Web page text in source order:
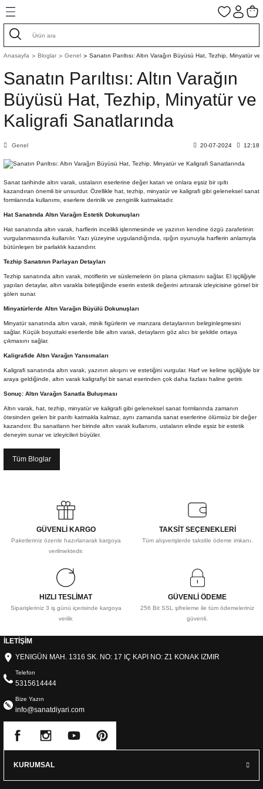
KUTULARI
GUAJ VE SULU BOYALAR
GUAJ BOYALAR
SULU BOYALAR
ÇİZİM SETLERİ
MALZEMELER
AHARLI KAĞITLAR
Aharlı Bhutan Kağıt
Aharlı İtalyan Kağıtlar
Aharlı Nepal El Yapımı Kağıtlar
Çift Taraf Aharlı Kağıtlar
DUT KAĞIDI
Muz Kağıtları Aharlı
AHARSIZ KAĞITLAR
Aharsız İtalyan Kağıtlar
Aharsız Japon Kağıtları
Bhutan Kağıdı Aharsız
Fil Kağıtları
Muz Kağıtları Aharsız
ALTINLAR
ESERLER
Anasayfa Bloglar Genel Sanatın Parıltısı: Altın Varağın Büyüsü Hat, Tezhip, Minyatür
Sanatın Parıltısı: Altın Varağın
Büyüsü Hat, Tezhip, Minyatür ve
Kaligrafi Sanatlarında
Genel 20-07-2024 12:18
Sanat tarihinde altın varak, ustaların eserlerine değer katan ve onlara eşsiz bir ışıltı
kazandıran önemli bir unsurdur. Özellikle hat, tezhip, minyatür ve kaligrafi gibi geleneksel sanat
formlarında kullanımı, eserlere derinlik ve zenginlik katmaktadır.
Hat Sanatında Altın Varağın Estetik Dokunuşları
Hat sanatında altın varak, harflerin incelikli işlenmesinde ve yazının kendine özgü zarafetinin
vurgulanmasında kullanılır. Yazı yüzeyine uygulandığında, ışığın oyunuyla harflerin anlamıyla
bütünleşen bir parlaklık kazandırır.
Tezhip Sanatının Parlayan Detayları
Tezhip sanatında altın varak, motiflerin ve süslemelerin ön plana çıkmasını sağlar. El işçiliğiyle
yapılan detaylar, altın varakla birleştiğinde eserin estetik değerini artırarak izleyicisine görsel bir
şölen sunar.
Minyatürlerde Altın Varağın Büyülü Dokunuşları
Minyatür sanatında altın varak, minik figürlerin ve manzara detaylarının belirginleşmesini
sağlar. Küçük boyuttaki eserlerde bile altın varak, detayların göz alıcı bir şekilde ortaya
çıkmasını sağlar.
Kaligrafide Altın Varağın Yansımaları
Kaligrafi sanatında altın varak, yazının akışını ve estetiğini vurgular. Harf ve kelime işçiliğiyle bir
araya geldiğinde, altın varak kaligrafiyi bir sanat eserinden çok daha fazlası haline getirir.
Sonuç: Altın Varağın Sanatla Buluşması
Altın varak, hat, tezhip, minyatür ve kaligrafi gibi geleneksel sanat formlarında zamanın
ötesinden gelen bir parıltı katmakla kalmaz, aynı zamanda sanat eserlerine ölümsüz bir değer
kazandırır. Bu sanatların her birinde altın varak kullanımı, ustaların elinde eşsiz bir estetik
deneyim sunar ve izleyicileri büyüler.
Tüm Bloglar
GÜVENLİ KARGO
Paketleriniz özenle hazırlanarak kargoya
verilmektedir.
TAKSİT SEÇENEKLERİ
Tüm alışverişlerde taksitle ödeme imkanı.
HIZLI TESLİMAT
Siparişleriniz 3 iş günü içerisinde kargoya
verilir.
GÜVENLİ ÖDEME
256 Bit SSL şifreleme ile tüm ödemeleriniz
güvenli.
İLETİŞİM
YENIGÜN MAH. 1316 SK. NO: 17 IÇ KAPI NO: Z1 KONAK IZMIR
Telefon
5315614444
Bize Yazın
info@sanatdiyari.com
KURUMSAL